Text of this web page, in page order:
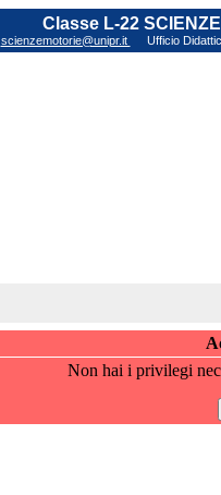
Classe L-22
scienzemotorie@unipr.it Ufficio
Non hai i privilegi